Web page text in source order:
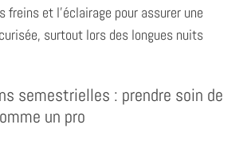
freins et l’éclairage pour assurer une
surtout lors des longues nuits
semestrielles : prendre soin de
un pro